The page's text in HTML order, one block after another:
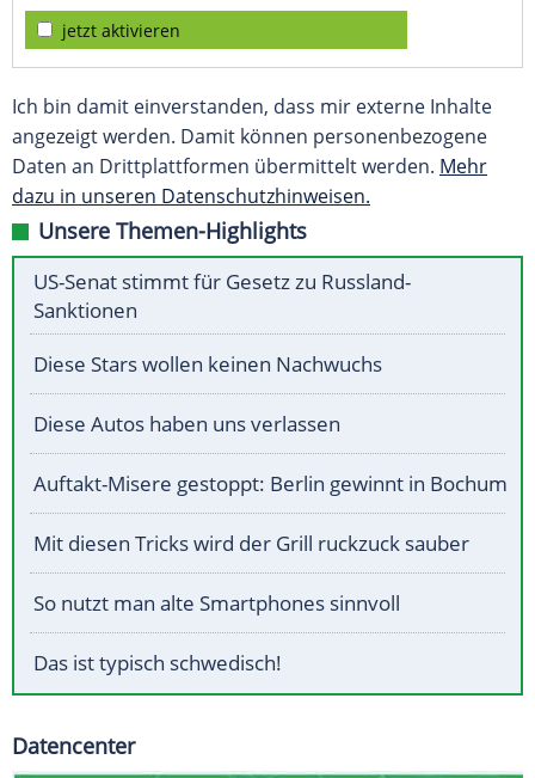
jetzt aktivieren
Ich bin damit einverstanden, dass mir externe Inhalte
angezeigt werden. Damit können personenbezogene
Daten an Drittplattformen übermittelt werden. Mehr
dazu in unseren Datenschutzhinweisen.
Unsere Themen-Highlights
US-Senat stimmt für Gesetz zu Russland-
Sanktionen
Diese Stars wollen keinen Nachwuchs
Diese Autos haben uns verlassen
Auftakt-Misere gestoppt: Berlin gewinnt in Bochum
Mit diesen Tricks wird der Grill ruckzuck sauber
So nutzt man alte Smartphones sinnvoll
Das ist typisch schwedisch!
Datencenter